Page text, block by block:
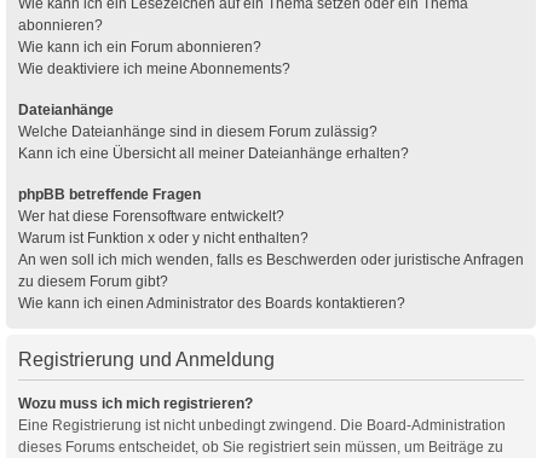
Wie kann ich ein Lesezeichen auf ein Thema setzen oder ein Thema
abonnieren?
Wie kann ich ein Forum abonnieren?
Wie deaktiviere ich meine Abonnements?
Dateianhänge
Welche Dateianhänge sind in diesem Forum zulässig?
Kann ich eine Übersicht all meiner Dateianhänge erhalten?
phpBB betreffende Fragen
Wer hat diese Forensoftware entwickelt?
Warum ist Funktion x oder y nicht enthalten?
An wen soll ich mich wenden, falls es Beschwerden oder juristische Anfragen
zu diesem Forum gibt?
Wie kann ich einen Administrator des Boards kontaktieren?
Registrierung und Anmeldung
Wozu muss ich mich registrieren?
Eine Registrierung ist nicht unbedingt zwingend. Die Board-Administration
dieses Forums entscheidet, ob Sie registriert sein müssen, um Beiträge zu